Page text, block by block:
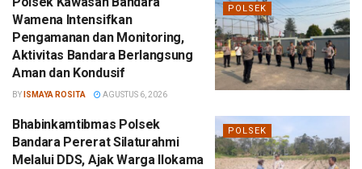
POLSEK
Wamena Intensifkan
Pengamanan dan Monitoring,
Aktivitas Bandara Berlangsung
Aman dan Kondusif
BY ISMAYA ROSITA AGUSTUS 6, 2026
POLSEK
Bhabinkamtibmas Polsek
Bandara Pererat Silaturahmi
Melalui DDS, Ajak Warga Ilokama